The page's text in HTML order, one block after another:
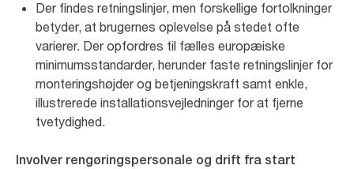
Der findes retningslinjer, men forskellige fortolkninger
betyder, at brugernes oplevelse på stedet ofte
varierer. Der opfordres til fælles europæiske
minimumsstandarder, herunder faste retningslinjer for
monteringshøjder og betjeningskraft samt enkle,
illustrerede installationsvejledninger for at fjerne
tvetydighed.
Involver rengøringspersonale og drift fra start